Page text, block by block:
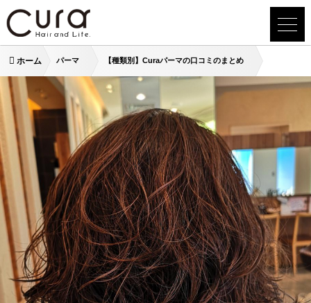
ホーム パーマ 【種類別】Curaパーマの口コミのまとめ